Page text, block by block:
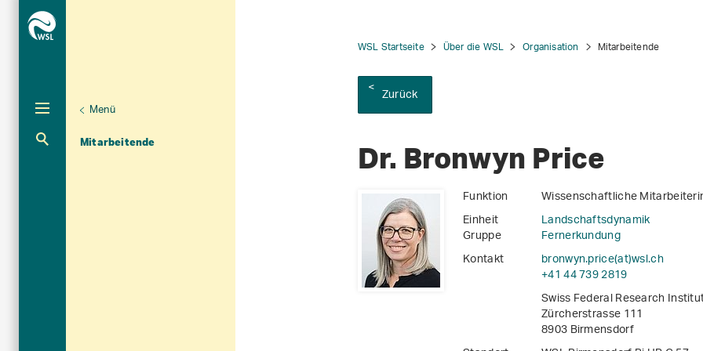
Unternavigation
Menü
Mitarbeitende
Aktuelle Navigation
WSL Startseite Über die WSL Organisation Mitarbeitende
Zurück
Dr. Bronwyn Price
Funktion
Wissenschaftliche
Einheit
Landschaftsdynamik
Gruppe
Fernerkundung
Kontakt
bronwyn.price(at)wsl.ch
+41 44 739 2819
Swiss Federal Research
Zürcherstrasse 111
8903 Birmensdorf